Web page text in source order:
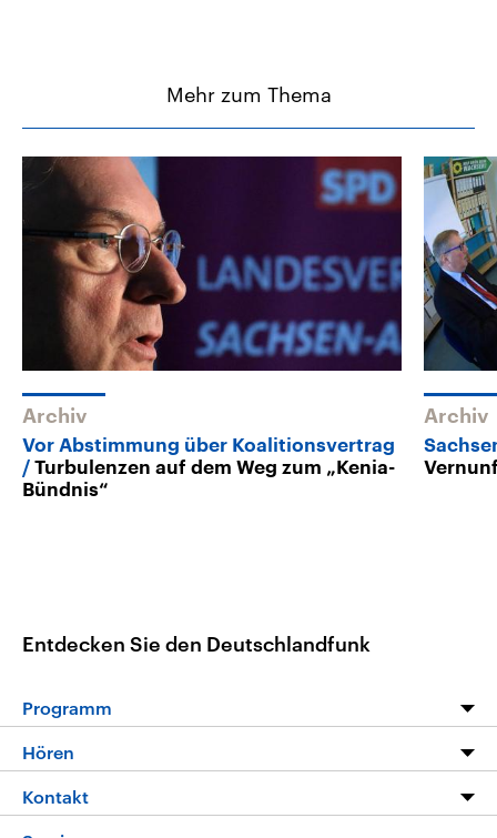
Mehr zum Thema
Archiv
Vor Abstimmung über Koalitionsvertrag
Turbulenzen auf dem Weg zum „Kenia-
Bündnis“
Archiv
Entdecken Sie den Deutschlandfunk
Programm
Programm
Die Nachrichten
Hören
Livestream
Kontakt